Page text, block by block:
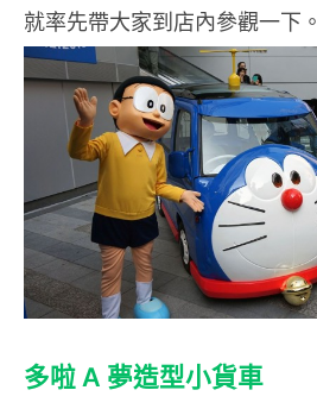
就率先帶大家到店內參觀一下。
多啦 A 夢造型小貨車